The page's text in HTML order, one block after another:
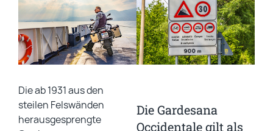
Die Gardesana
Occidentale gilt als
Die ab 1931 aus den
steilen Felswänden
herausgesprengte